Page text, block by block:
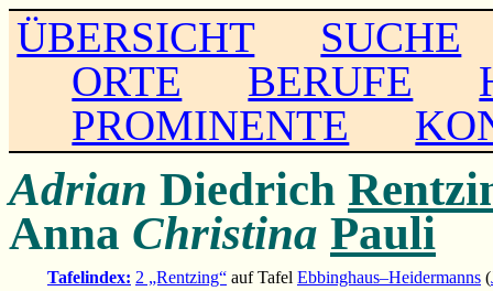
ÜBERSICHT
SUCHE
ORTE
BERUFE
PROMINENTE
Adrian Diedrich
Anna Christina Pauli
Tafelindex: 2 „Rentzing“ auf Tafel Ebbinghaus–Heidermanns (